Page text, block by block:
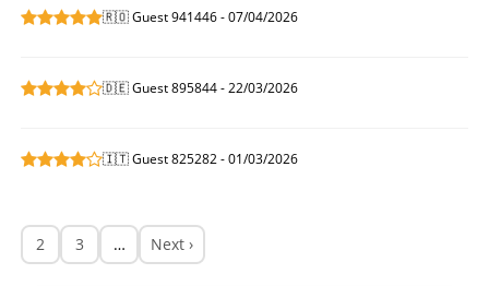
🇷🇴 Guest 941446 - 07/04/2026
🇩🇪 Guest 895844 - 22/03/2026
🇮🇹 Guest 825282 - 01/03/2026
2 3 … Next ›